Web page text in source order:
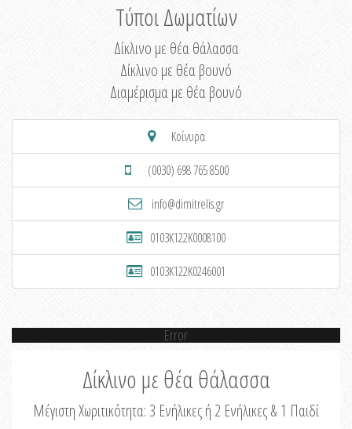
Τύποι Δωματίων
Δίκλινο με θέα θάλασσα
Δίκλινο με θέα βουνό
Διαμέρισμα με θέα βουνό
Κοίνυρα
(0030) 698 765 8500
info@dimitrelis.gr
0103K122K0008100
0103K122K0246001
Error
Δίκλινο με θέα θάλασσα
Μέγιστη Χωριτικότητα: 3 Ενήλικες ή 2 Ενήλικες & 1 Παιδί